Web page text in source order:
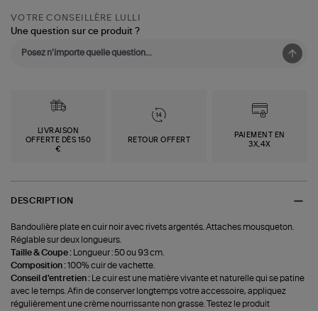
VOTRE CONSEILLÈRE LULLI
Une question sur ce produit ?
LIVRAISON
OFFERTE DÈS 150
€
RETOUR OFFERT
PAIEMENT EN
3X,4X
DESCRIPTION
Bandoulière plate en cuir noir avec rivets argentés. Attaches mousqueton.
Réglable sur deux longueurs.
Taille & Coupe :
Longueur : 50 ou 93 cm.
Composition :100% cuir de vachette.
Conseil d'entretien :
Le cuir est une matière vivante et naturelle qui se patine
avec le temps. Afin de conserver longtemps votre accessoire, appliquez
régulièrement une crème nourrissante non grasse. Testez le produit